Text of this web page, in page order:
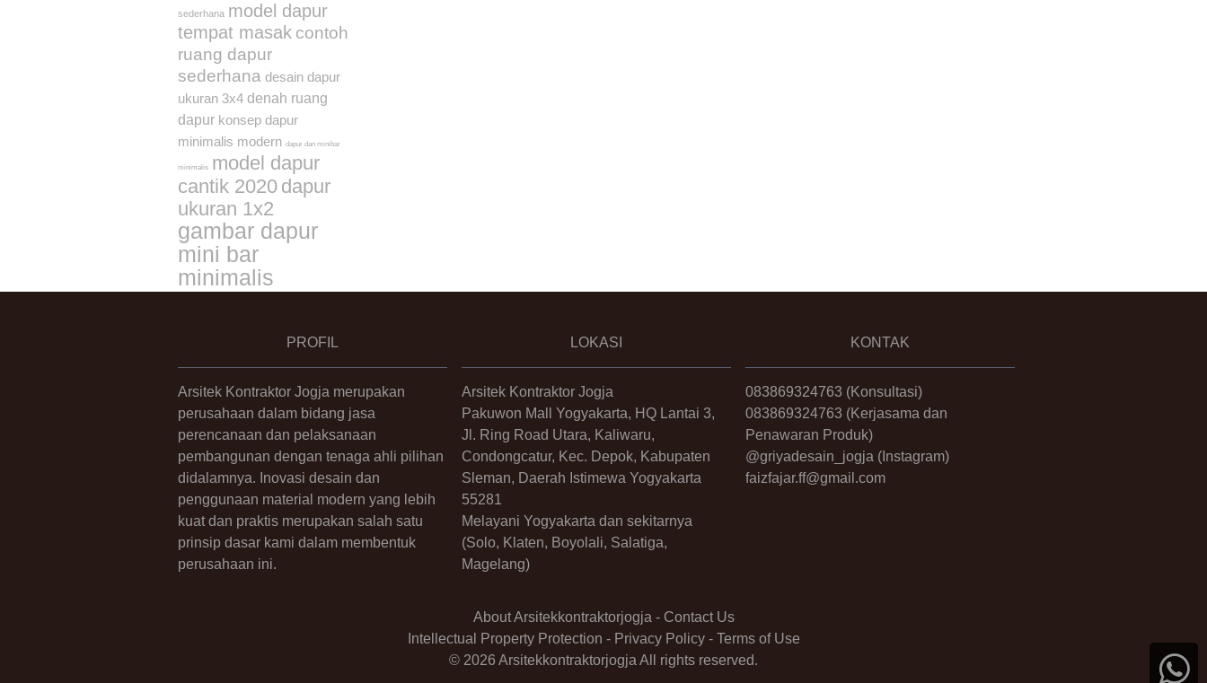
sederhana model dapur
tempat masak contoh
ruang dapur
sederhana desain dapur
ukuran 3x4 denah ruang
dapur konsep dapur
minimalis modern dapur dan minibar
minimalis model dapur
cantik 2020 dapur
ukuran 1x2
gambar dapur
mini bar
minimalis
PROFIL
Arsitek Kontraktor Jogja merupakan
perusahaan dalam bidang jasa
perencanaan dan pelaksanaan
pembangunan dengan tenaga ahli pilihan
didalamnya. Inovasi desain dan
penggunaan material modern yang lebih
kuat dan praktis merupakan salah satu
prinsip dasar kami dalam membentuk
perusahaan ini.
LOKASI
Arsitek Kontraktor Jogja
Pakuwon Mall Yogyakarta, HQ Lantai 3,
Jl. Ring Road Utara, Kaliwaru,
Condongcatur, Kec. Depok, Kabupaten
Sleman, Daerah Istimewa Yogyakarta
55281
Melayani Yogyakarta dan sekitarnya
(Solo, Klaten, Boyolali, Salatiga,
Magelang)
KONTAK
083869324763 (Konsultasi)
083869324763 (Kerjasama dan
Penawaran Produk)
@griyadesain_jogja (Instagram)
faizfajar.ff@gmail.com
About Arsitekkontraktorjogja - Contact Us
Intellectual Property Protection - Privacy Policy- Terms of Use
© 2026 Arsitekkontraktorjogja All rights reserved.